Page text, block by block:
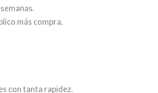
más compra.
con tanta rapidez.